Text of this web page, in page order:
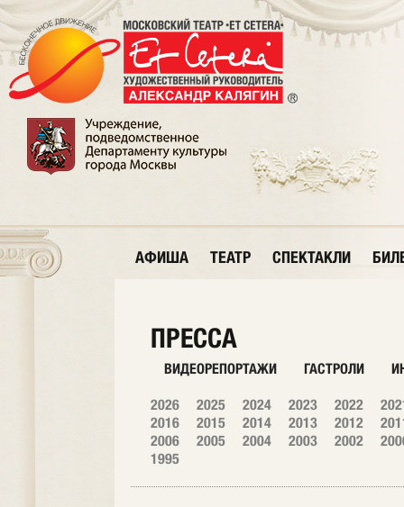
АФИША ТЕАТР СПЕКТАКЛИ
ПРЕССА
ВИДЕОРЕПОРТАЖИ ГАСТРОЛИ
2026 2025 2024 2023 2022
2016
2015 2014 2013 2012
2006
2005 2004 2003 2002
1995